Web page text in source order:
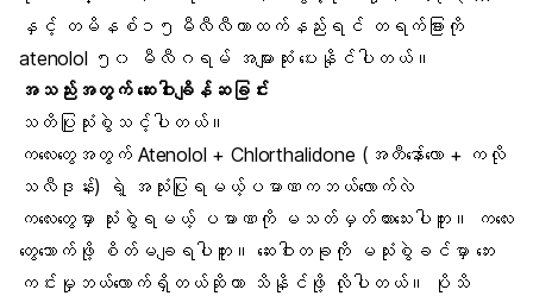
နှင့် တမိနစ်၁၅မီလီလီတာထက်နည်းရင် တရက်ခြားကို
atenolol ၅၀ မီလီဂရမ် အများဆုံး ပေးနိုင်ပါတယ်။
အသည်းအတွက် ဆေးဝါးချိန်ဆခြင်း
သတိပြုသုံးစွဲသင့်ပါတယ်။
ကလေးတွေအတွက် Atenolol + Chlorthalidone (အတီနော်ေ်လော + ကလို
သလီဒုန်း) ရဲ့ အသုံးပြုရမယ့်ပမာဏကဘယ်လောက်လဲ
ကလေးတွေမှာ သုံးစွဲရမယ့် ပမာဏကို မသတ်မှတ်ထားသေးပါဘူး။ ကလေး
တွေသောက်ဖို့ စိတ်မချရပါဘူး။ ဆေးဝါးတခုကို မသုံးစွဲခင်မှာ ဘေး
ကင်းမှုဘယ်လောက်ရှိတယ်ဆိုတာ သိနိုင်ဖို့ လိုပါတယ်။ ပိုသိ